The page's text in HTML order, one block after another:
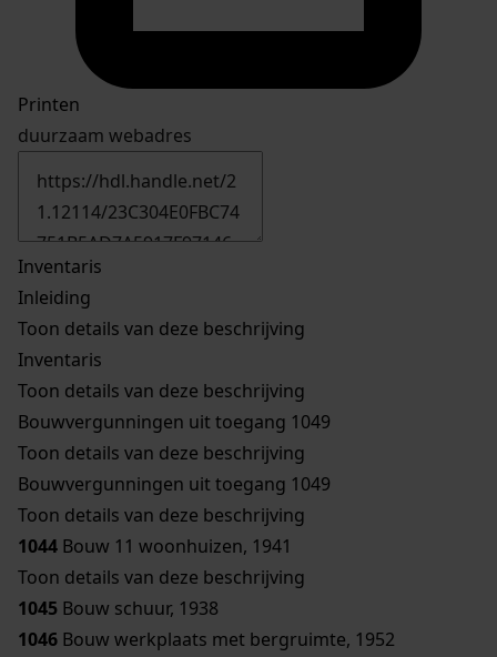
Printen
duurzaam webadres
Inventaris
Inleiding
Toon details van deze beschrijving
Inventaris
Toon details van deze beschrijving
Bouwvergunningen uit toegang 1049
Toon details van deze beschrijving
Bouwvergunningen uit toegang 1049
Toon details van deze beschrijving
1044 Bouw 11 woonhuizen, 1941
Toon details van deze beschrijving
1045 Bouw schuur, 1938
1046 Bouw werkplaats met bergruimte, 1952